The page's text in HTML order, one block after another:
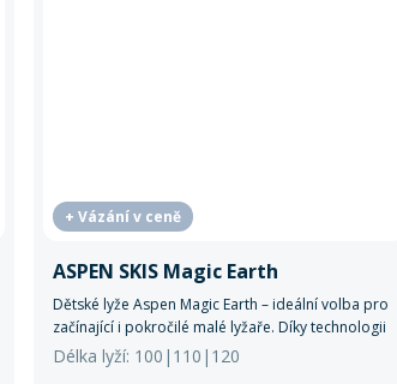
+ Vázání v ceně
ASPEN SKIS Magic Earth
Dětské lyže Aspen Magic Earth – ideální volba pro
začínající i pokročilé malé lyžaře. Díky technologii
Rocker a systému Back Driver se snadno ovládají
a podporují správnou techniku jízdy. K dispozici
Délka lyží: 100|110|120